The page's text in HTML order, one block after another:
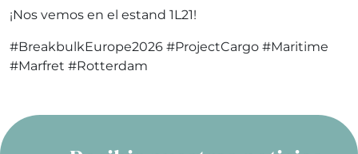
¡Nos vemos en el estand 1L21!
#BreakbulkEurope2026 #ProjectCargo #Maritime
#Marfret #Rotterdam